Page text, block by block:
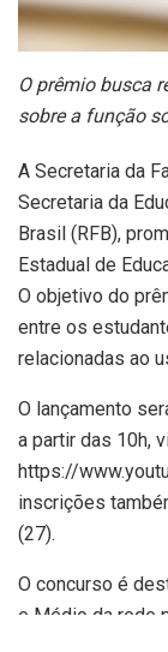
O prêmio busca
sobre a função
A Secretaria da
Secretaria da
Brasil (RFB),
Estadual de
O objetivo do
entre os
relacionadas ao
O lançamento
a partir das 10h,
https://
inscrições
(27).
O concurso é
e Médio da rede